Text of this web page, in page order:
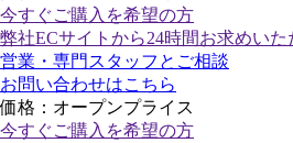
今すぐご購入 を希望の方
弊社ECサイトから24時間お求めいた
営業・専門スタッフとご相談
お問い合わせはこちら
価格：オープンプライス
今すぐご購入 を希望の方